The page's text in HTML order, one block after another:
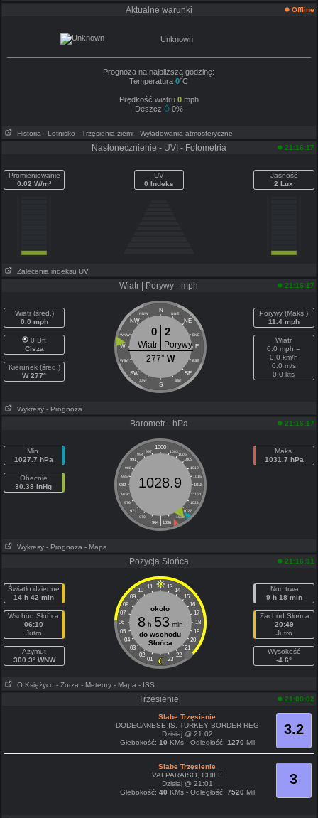
Aktualne warunki Offline
Unknown
Prognoza na najbliższą godzinę:
Temperatura0°C
Prędkość wiatru 0mph
Deszcz
0%
Historia - Lotnisko - Trzęsienia ziemi - Wyładowania atmosferyczne
Nasłonecznienie - UVI - Fotometria 21:16:17
Promieniowanie
0.02 W/m²
UV
0 Indeks
Jasność
2 Lux
Zalecenia indeksu UV
Wiatr | Porywy - mph 21:16:17
Wiatr (śred.)
0.0 mph
0 Bft
Cisza
Kierunek (śred.)
W 277°
N
NNW NNE
NW NE
WNW ENE
W E
WSW ESE
SW SE
SSW SSE
S
0 2
Wiatr
Porywy
277° W
Porywy (Maks.)
11.4 mph
Wiatr
0.0 mph =
0.0 km/h
0.0 m/s
0.0 kts
Wykresy - Prognoza
Barometr - hPa 21:16:17
Min.
1027.7 hPa
Obecnie
30.38 inHg
1000
997 1003
994
1006
991
1009
988
1012
985
1015
982
1018
979
1021
976
1024
973
1027
970
1030
|
964 1036
1028.9
Maks.
1031.7 hPa
Wykresy - Prognoza - Mapa
Pozycja Słońca 21:16:31
Światło dzienne
14 h 42 min
Wschód Słońca
06:10
Jutro
Azymut
300.3° WNW
11 13
10
14
09
15
08
16
07
17
06
18
05
19
04
20
03
21
02
22
01 23
około
8h 53min
do wschodu
Słońca
Noc trwa
9 h 18 min
Zachód Słońca
20:49
Jutro
Wysokość
-4.6°
O Księżycu - Zorza - Meteory - Mapa - ISS
Trzęsienie 21:08:02
3.2
Slabe Trzęsienie
DODECANESE IS.-TURKEY BORDER REG
Dzisiaj @ 21:02
Głebokość: 10 KMs - Odległość: 1270 Mil
3
Slabe Trzęsienie
VALPARAISO, CHILE
Dzisiaj @ 21:01
Głebokość: 40 KMs - Odległość: 7520 Mil